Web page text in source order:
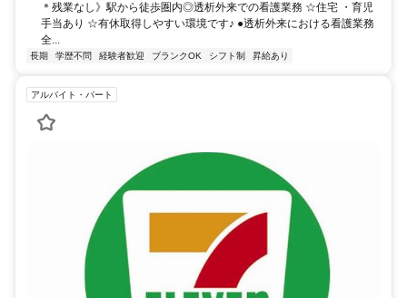
＊残業なし》駅から徒歩圏内◎透析外来での看護業務 ☆住宅 ・育児
手当あり ☆有休取得しやすい環境です♪ ●透析外来における看護業務
全...
長期 学歴不問 経験者歓迎 ブランクOK シフト制 昇給あり
アルバイト・パート